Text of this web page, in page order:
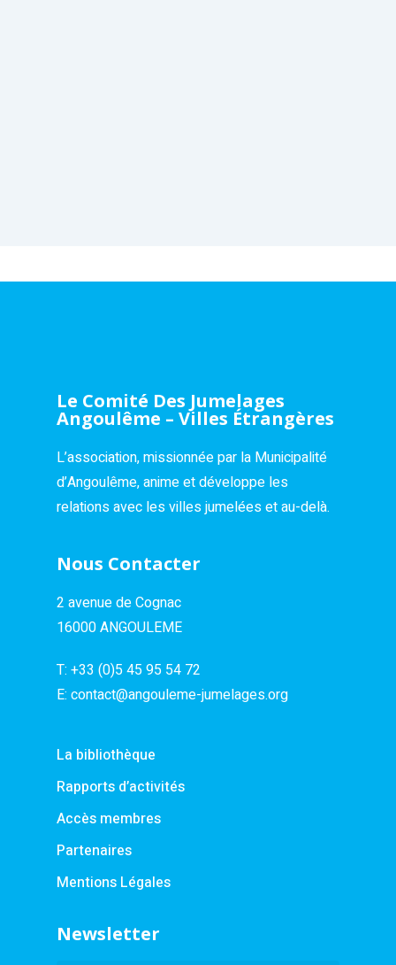
Le Comité Des Jumelages
Angoulême – Villes Étrangères
L’association, missionnée par la Municipalité
d’Angoulême, anime et développe les
relations avec les villes jumelées et au-delà.
Nous Contacter
2 avenue de Cognac
16000 ANGOULEME
T: +33 (0)5 45 95 54 72
E: contact@angouleme-jumelages.org
La bibliothèque
Rapports d’activités
Accès membres
Partenaires
Mentions Légales
Newsletter